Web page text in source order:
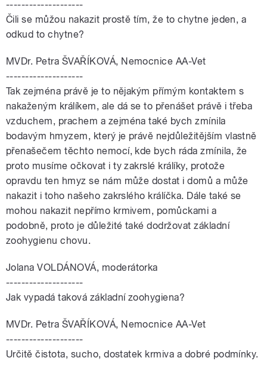
--------------------
Čili se můžou nakazit prostě tím, že to chytne jeden, a
odkud to chytne?
MVDr. Petra ŠVAŘÍKOVÁ, Nemocnice AA-Vet
--------------------
Tak zejména právě je to nějakým přímým kontaktem s
nakaženým králíkem, ale dá se to přenášet právě i třeba
vzduchem, prachem a zejména také bych zmínila
bodavým hmyzem, který je právě nejdůležitějším vlastně
přenašečem těchto nemocí, kde bych ráda zmínila, že
proto musíme očkovat i ty zakrslé králíky, protože
opravdu ten hmyz se nám může dostat i domů a může
nakazit i toho našeho zakrslého králíčka. Dále také se
mohou nakazit nepřímo krmivem, pomůckami a
podobně, proto je důležité také dodržovat základní
zoohygienu chovu.
Jolana VOLDÁNOVÁ, moderátorka
--------------------
Jak vypadá taková základní zoohygiena?
MVDr. Petra ŠVAŘÍKOVÁ, Nemocnice AA-Vet
--------------------
Určitě čistota, sucho, dostatek krmiva a dobré podmínky.